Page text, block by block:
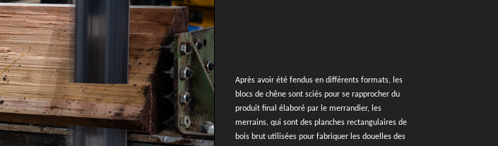
Après avoir été fendus en différents formats, les
blocs de chêne sont sciés pour se rapprocher du
produit final élaboré par le merrandier, les
merrains, qui sont des planches rectangulaires de
bois brut utilisées pour fabriquer les douelles des